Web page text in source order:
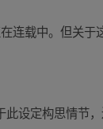
连载中。但关于
设定构思情节